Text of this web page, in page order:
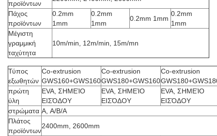
προϊόντων
Πάχος
προϊόντων
0.2mm
1mm
0.2mm
1mm
0.2mm 1mm
0.2mm
1mm
Μέγιστη
γραμμική
ταχύτητα
10m/min, 12m/min, 15m/mn
Τύπος
εξωθητών
Co-extrusion
GWS160+GWS160
Co-extrusion
GWS180+GWS160
Co-extrusion
πρώτη
ύλη
EVA, ΣΗΜΕΊΟ
ΕΙΣΌΔΟΥ
EVA, ΣΗΜΕΊΟ
ΕΙΣΌΔΟΥ
EVA, ΣΗΜΕΊΟ
ΕΙΣΌΔΟΥ
στρώματα Α, A/B/A
Πλάτος
προϊόντων
2400mm, 2600mm